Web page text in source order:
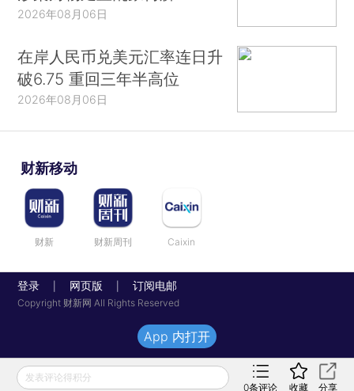
2026年08月06日
在岸人民币兑美元汇率连日升
破6.75 重回三年半高位
2026年08月06日
财新移动
财新 财新周刊 Caixin
登录 网页版 订阅电邮
Copyright 财新网 All Rights Reserved
发表评论得积分
0条评论 收藏 分享
App 内打开